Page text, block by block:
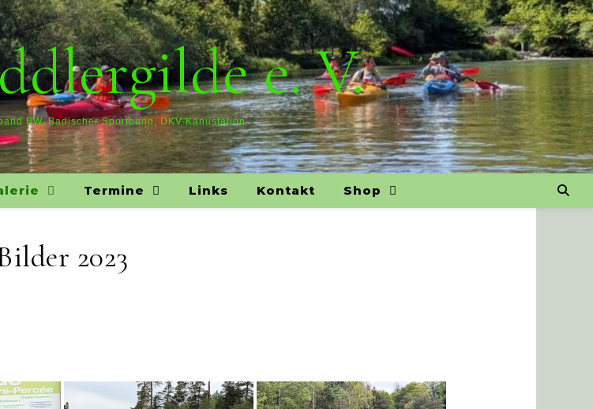
e. V.
BW, Badischer Sportbund, DKV-Kanustation
Termine Links Kontakt Shop
2023